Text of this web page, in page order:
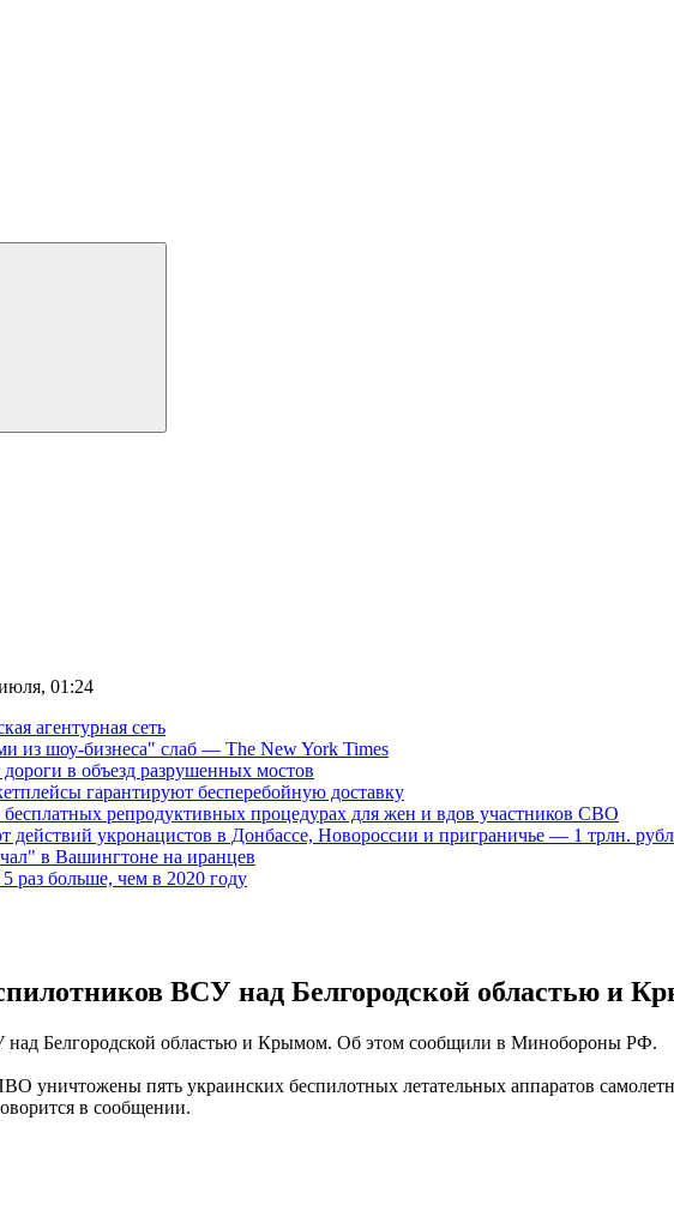
01:24
агентурная сеть
из шоу-бизнеса" слаб — The New York Times
в объезд разрушенных мостов
гарантируют бесперебойную доставку
бесплатных репродуктивных процедурах для жен и вдов участников СВО
действий укронацистов в Донбассе, Новороссии и приграничье — 1 трлн.
в Вашингтоне на иранцев
раз больше, чем в 2020 году
ВСУ над Белгородской областью и
Белгородской областью и Крымом. Об этом сообщили в Минобороны РФ.
уничтожены пять украинских беспилотных летательных аппаратов
в сообщении.